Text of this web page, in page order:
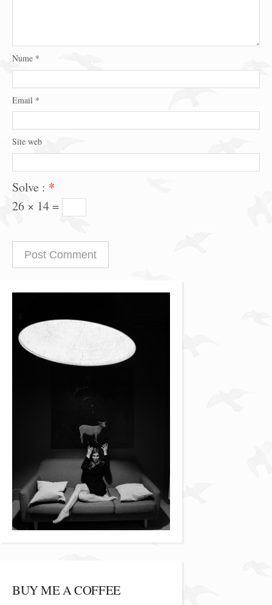
Nume *
Email *
Site web
Solve : *
26 × 14 =
BUY ME A COFFEE